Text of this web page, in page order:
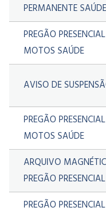
PERMANENTE SAÚDE
PREGÃO
MOTOS SAÚDE
AVISO DE
PREGÃO
MOTOS SAÚDE
ARQUIVO
PREGÃO
PREGÃO